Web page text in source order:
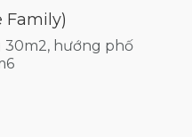
Family)
30m2, hướng phố